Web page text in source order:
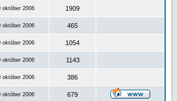
október 2006 1909
október 2006 465
október 2006 1054
október 2006 1143
október 2006 386
október 2006 679